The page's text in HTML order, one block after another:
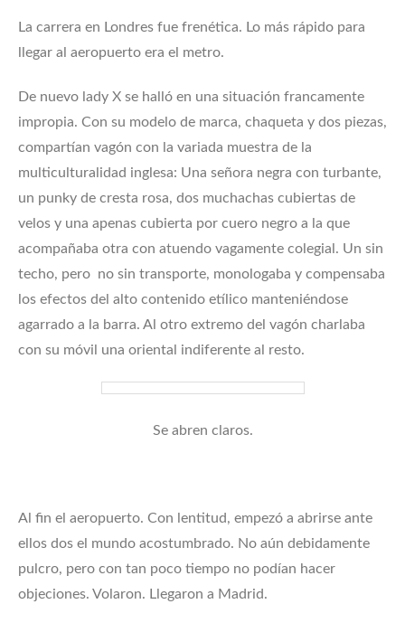
La carrera en Londres fue frenética. Lo más rápido para
llegar al aeropuerto era el metro.
De nuevo lady X se halló en una situación francamente
impropia. Con su modelo de marca, chaqueta y dos piezas,
compartían vagón con la variada muestra de la
multiculturalidad inglesa: Una señora negra con turbante,
un punky de cresta rosa, dos muchachas cubiertas de
velos y una apenas cubierta por cuero negro a la que
acompañaba otra con atuendo vagamente colegial. Un sin
techo, pero no sin transporte, monologaba y compensaba
los efectos del alto contenido etílico manteniéndose
agarrado a la barra. Al otro extremo del vagón charlaba
con su móvil una oriental indiferente al resto.
Se abren claros.
Al fin el aeropuerto. Con lentitud, empezó a abrirse ante
ellos dos el mundo acostumbrado. No aún debidamente
pulcro, pero con tan poco tiempo no podían hacer
objeciones. Volaron. Llegaron a Madrid.